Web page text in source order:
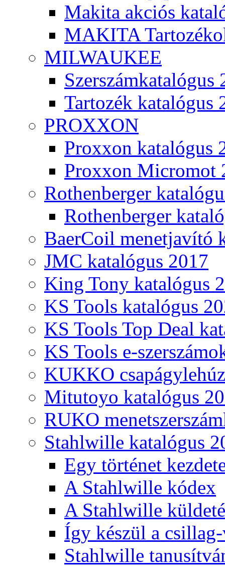
Makita akciós
MAKITA
MILWAUKEE
Szerszámkatalógus
Tartozék katalógus
PROXXON
Proxxon katalógus
Proxxon Micromot
Rothenberger
Rothenberger
BaerCoil menetjavító
JMC katalógus 2017
King Tony katalógus
KS Tools katalógus
KS Tools Top Deal
KS Tools e-
KUKKO
Mitutoyo katalógus
RUKO
Stahlwille katalógus
Egy történet
A Stahlwille kódex
A Stahlwille
Így készül a
Stahlwille